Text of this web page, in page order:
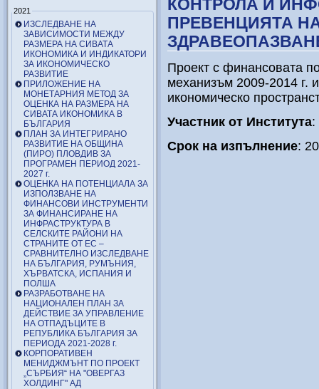
2021
ИЗСЛЕДВАНЕ НА
ЗАВИСИМОСТИ МЕЖДУ
РАЗМЕРА НА СИВАТА
ИКОНОМИКА И ИНДИКАТОРИ
ЗА ИКОНОМИЧЕСКО
РАЗВИТИЕ
ПРИЛОЖЕНИЕ НА
МОНЕТАРНИЯ МЕТОД ЗА
ОЦЕНКА НА РАЗМЕРА НА
СИВАТА ИКОНОМИКА В
БЪЛГАРИЯ
ПЛАН ЗА ИНТЕГРИРАНО
РАЗВИТИЕ НА ОБЩИНА
(ПИРО) ПЛОВДИВ ЗА
ПРОГРАМЕН ПЕРИОД 2021-
2027 г.
ОЦЕНКА НА ПОТЕНЦИАЛА ЗА
ИЗПОЛЗВАНЕ НА
ФИНАНСОВИ ИНСТРУМЕНТИ
ЗА ФИНАНСИРАНЕ НА
ИНФРАСТРУКТУРА В
СЕЛСКИТЕ РАЙОНИ НА
СТРАНИТЕ ОТ ЕС –
СРАВНИТЕЛНО ИЗСЛЕДВАНЕ
НА БЪЛГАРИЯ, РУМЪНИЯ,
ХЪРВАТСКА, ИСПАНИЯ И
ПОЛША
РАЗРАБОТВАНЕ НА
НАЦИОНАЛЕН ПЛАН ЗА
ДЕЙСТВИЕ ЗА УПРАВЛЕНИЕ
НА ОТПАДЪЦИТЕ В
РЕПУБЛИКА БЪЛГАРИЯ ЗА
ПЕРИОДА 2021-2028 г.
КОРПОРАТИВЕН
МЕНИДЖМЪНТ ПО ПРОЕКТ
„СЪРБИЯ“ НА "ОВЕРГАЗ
ХОЛДИНГ" АД
КОНТРОЛА И
ПРЕВЕНЦИЯТА
Проект с финансовата
механизъм 2009-2014 г.
икономическо
Участник от Института:
Срок на изпълнение: